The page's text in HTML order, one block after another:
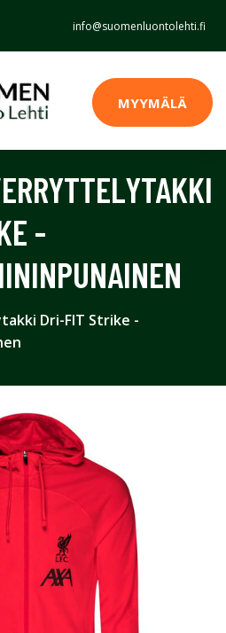
info@suomenluontolehti.fi
MYYMÄLÄ
-
Dri-FIT Strike -